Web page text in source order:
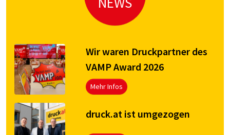
Wir waren Druckpartner des
VAMP Award 2026
Mehr Infos
druck.at ist umgezogen